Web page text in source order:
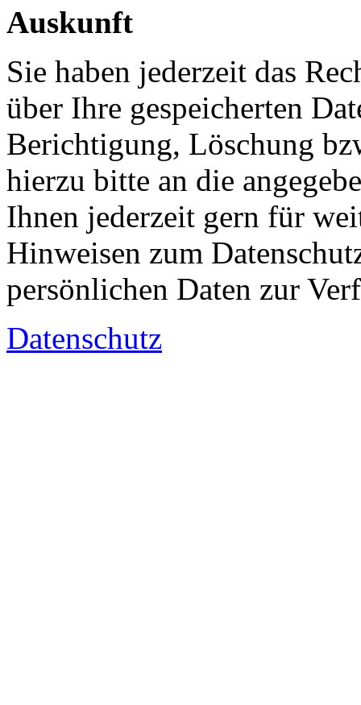
Auskunft
Sie haben jederzeit das
über Ihre gespeicherten
Berichtigung, Löschung
hierzu bitte an die
Ihnen jederzeit gern für
Hinweisen zum
persönlichen Daten zur
Datenschutz